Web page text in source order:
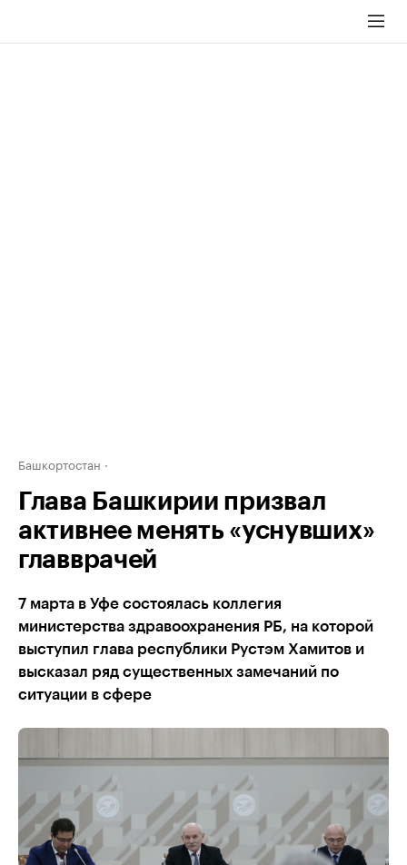
Башкортостан
Глава Башкирии призвал
активнее менять «уснувших»
главврачей
7 марта в Уфе состоялась коллегия
министерства здравоохранения РБ, на которой
выступил глава республики Рустэм Хамитов и
высказал ряд существенных замечаний по
ситуации в сфере